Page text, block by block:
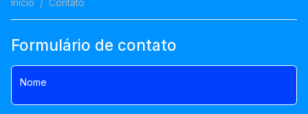
Início Contato
Formulário de contato
Nome